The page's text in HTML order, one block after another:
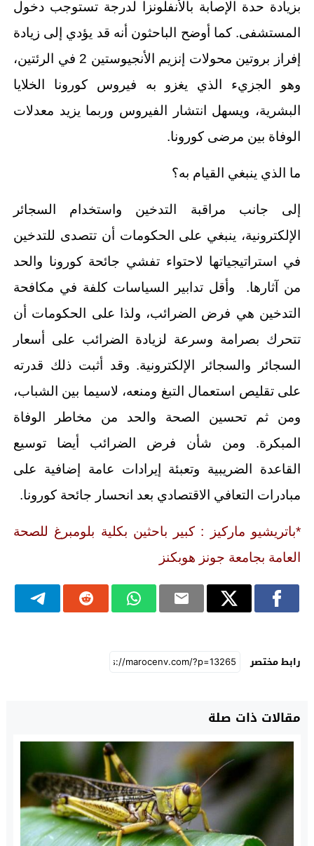
بزيادة حدة الإصابة بالأنفلونزا لدرجة تستوجب دخول
المستشفى. كما أوضح الباحثون أنه قد يؤدي إلى زيادة
إفراز بروتين محولات إنزيم الأنجيوستين 2 في الرئتين،
وهو الجزيء الذي يغزو به فيروس كورونا الخلايا
البشرية، ويسهل انتشار الفيروس وربما يزيد معدلات
الوفاة بين مرضى كورونا.
ما الذي ينبغي القيام به؟
إلى جانب مراقبة التدخين واستخدام السجائر
الإلكترونية، ينبغي على الحكومات أن تتصدى للتدخين
في استراتيجياتها لاحتواء تفشي جائحة كورونا والحد
من آثارها. وأقل تدابير السياسات كلفة في مكافحة
التدخين هي فرض الضرائب، ولذا على الحكومات أن
تتحرك بصرامة وسرعة لزيادة الضرائب على أسعار
السجائر والسجائر الإلكترونية. وقد أثبت ذلك قدرته
على تقليص استعمال التبغ ومنعه، لاسيما بين الشباب،
ومن ثم تحسين الصحة والحد من مخاطر الوفاة
المبكرة. ومن شأن فرض الضرائب أيضا توسيع
القاعدة الضريبية وتعبئة إيرادات عامة إضافية على
مبادرات التعافي الاقتصادي بعد انحسار جائحة كورونا.
*باتريشيو ماركيز : كبير باحثين بكلية بلومبرغ للصحة
العامة بجامعة جونز هوبكنز
رابط مختصر
مقالات ذات صلة